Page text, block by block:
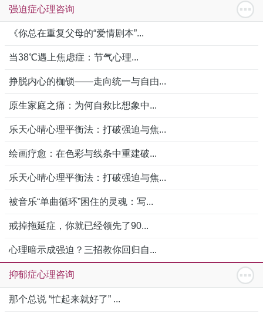
强迫症心理咨询
《你总在重复父母的“爱情剧本”...
当38℃遇上焦虑症：节气心理...
挣脱内心的枷锁——走向统一与自由...
原生家庭之痛：为何自救比想象中...
乐天心晴心理平衡法：打破强迫与焦...
绘画疗愈：在色彩与线条中重建破...
乐天心晴心理平衡法：打破强迫与焦...
被音乐“单曲循环”困住的灵魂：写...
戒掉拖延症，你就已经领先了90...
心理暗示成强迫？三招教你回归自...
抑郁症心理咨询
那个总说 “忙起来就好了” ...